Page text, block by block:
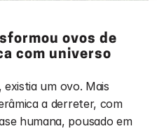
ovos de
com universo
um ovo. Mais
a derreter, com
humana, pousado em